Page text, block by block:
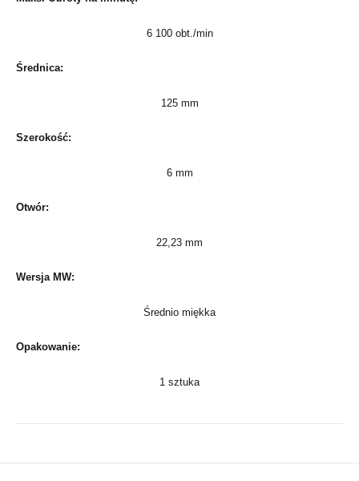
6 100 obt./min
Średnica:
125 mm
Szerokość:
6 mm
Otwór:
22,23 mm
Wersja MW:
Średnio miękka
Opakowanie:
1 sztuka